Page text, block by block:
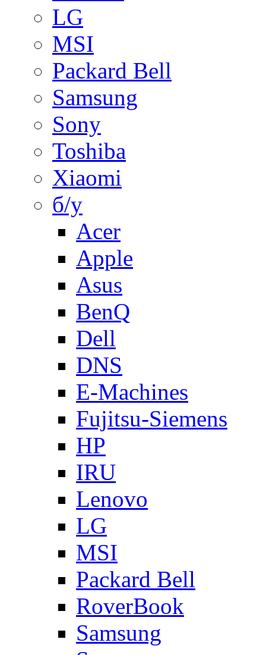
LG
MSI
Packard Bell
Samsung
Sony
Toshiba
Xiaomi
б/у
Acer
Apple
Asus
BenQ
Dell
DNS
E-Machines
Fujitsu-Siemens
HP
IRU
Lenovo
LG
MSI
Packard Bell
RoverBook
Samsung